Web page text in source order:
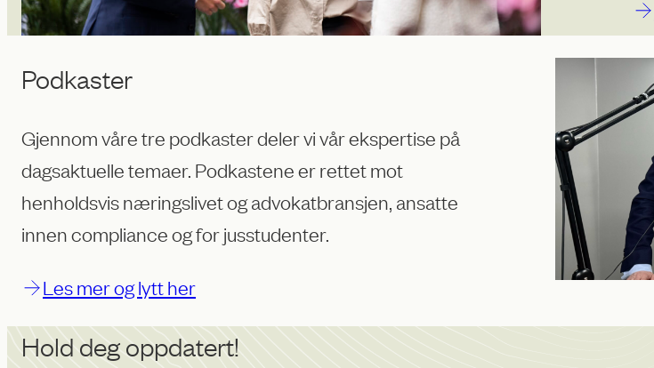
Podkaster
Gjennom våre tre podkaster deler vi vår ekspertise på
dagsaktuelle temaer. Podkastene er rettet mot
henholdsvis næringslivet og advokatbransjen, ansatte
innen compliance og for jusstudenter.
Les mer og lytt her
Hold deg oppdatert!